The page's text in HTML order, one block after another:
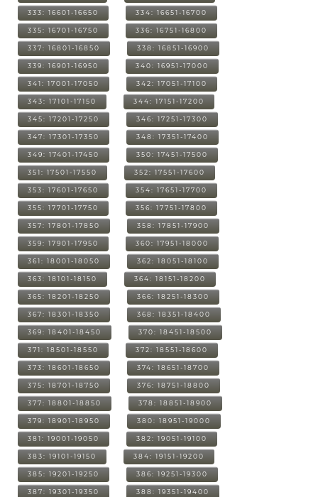
333: 16601-16650 334: 16651-16700
335: 16701-16750 336: 16751-16800
337: 16801-16850 338: 16851-16900
339: 16901-16950 340: 16951-17000
341: 17001-17050 342: 17051-17100
343: 17101-17150 344: 17151-17200
345: 17201-17250 346: 17251-17300
347: 17301-17350 348: 17351-17400
349: 17401-17450 350: 17451-17500
351: 17501-17550 352: 17551-17600
353: 17601-17650 354: 17651-17700
355: 17701-17750 356: 17751-17800
357: 17801-17850 358: 17851-17900
359: 17901-17950 360: 17951-18000
361: 18001-18050 362: 18051-18100
363: 18101-18150 364: 18151-18200
365: 18201-18250 366: 18251-18300
367: 18301-18350 368: 18351-18400
369: 18401-18450 370: 18451-18500
371: 18501-18550 372: 18551-18600
373: 18601-18650 374: 18651-18700
375: 18701-18750 376: 18751-18800
377: 18801-18850 378: 18851-18900
379: 18901-18950 380: 18951-19000
381: 19001-19050 382: 19051-19100
383: 19101-19150 384: 19151-19200
385: 19201-19250 386: 19251-19300
387: 19301-19350 388: 19351-19400